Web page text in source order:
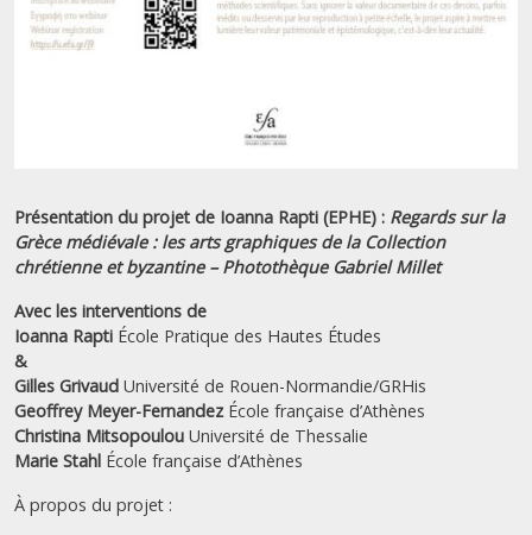
Présentation du projet de Ioanna Rapti (EPHE) : Regards sur la
Grèce médiévale : les arts graphiques de la Collection
chrétienne et byzantine – Photothèque Gabriel Millet
Avec les interventions de
Ioanna Rapti École Pratique des Hautes Études
&
Gilles Grivaud Université de Rouen-Normandie/GRHis
Geoffrey Meyer-Fernandez École française d’Athènes
Christina Mitsopoulou Université de Thessalie
Marie Stahl École française d’Athènes
À propos du projet :